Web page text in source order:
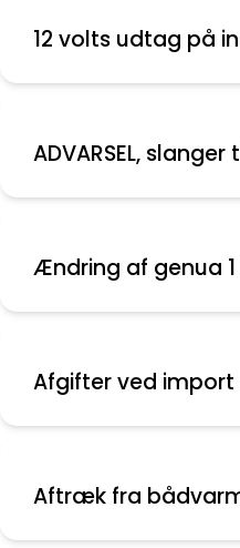
12 volts udtag på
ADVARSEL,
Ændring af genua 1
Afgifter ved import
Aftræk fra